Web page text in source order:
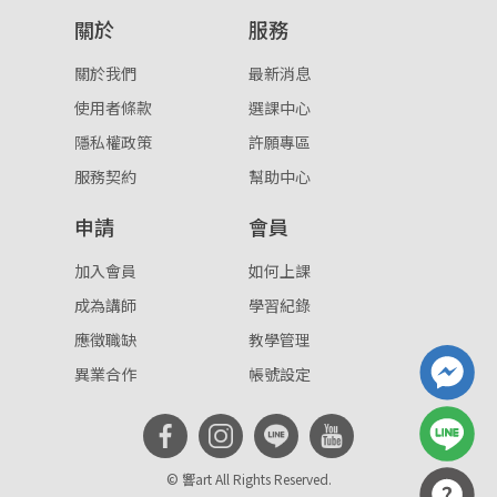
關於
關於我們
使用者條款
隱私權政策
服務契約
服務
最新消息
選課中心
許願專區
幫助中心
申請
加入會員
成為講師
應徵職缺
異業合作
會員
如何上課
學習紀錄
教學管理
帳號設定
© 響art All Rights Reserved.